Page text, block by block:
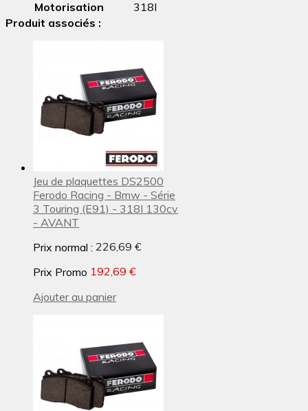
Motorisation
318I
Produit associés :
Jeu de plaquettes DS2500
Ferodo Racing - Bmw - Série
3 Touring (E91) - 318I 130cv
- AVANT
Prix normal : 226,69 €
Prix Promo 192,69 €
Ajouter au panier